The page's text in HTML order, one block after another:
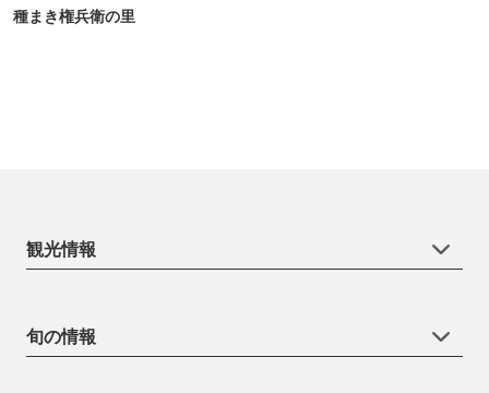
種まき権兵衛の里
観光情報
旬の情報